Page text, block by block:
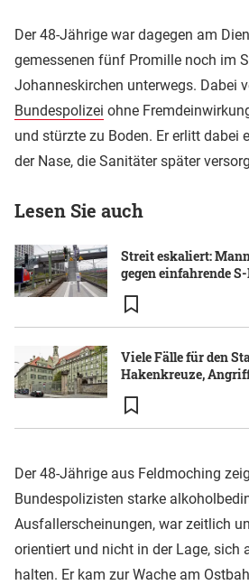
Der 48-Jährige war dagegen am
gemessenen fünf Promille noch im
Johanneskirchen unterwegs. Dabei
Bundespolizei ohne
und stürzte zu Boden. Er erlitt dabei
der Nase, die Sanitäter später
Lesen Sie auch
Streit eskaliert:
gegen einfahrende
Viele Fälle für den
Hakenkreuze,
Der 48-Jährige aus Feldmoching
Bundespolizisten starke
Ausfallerscheinungen, war zeitlich
orientiert und nicht in der Lage, sich
halten. Er kam zur Wache am